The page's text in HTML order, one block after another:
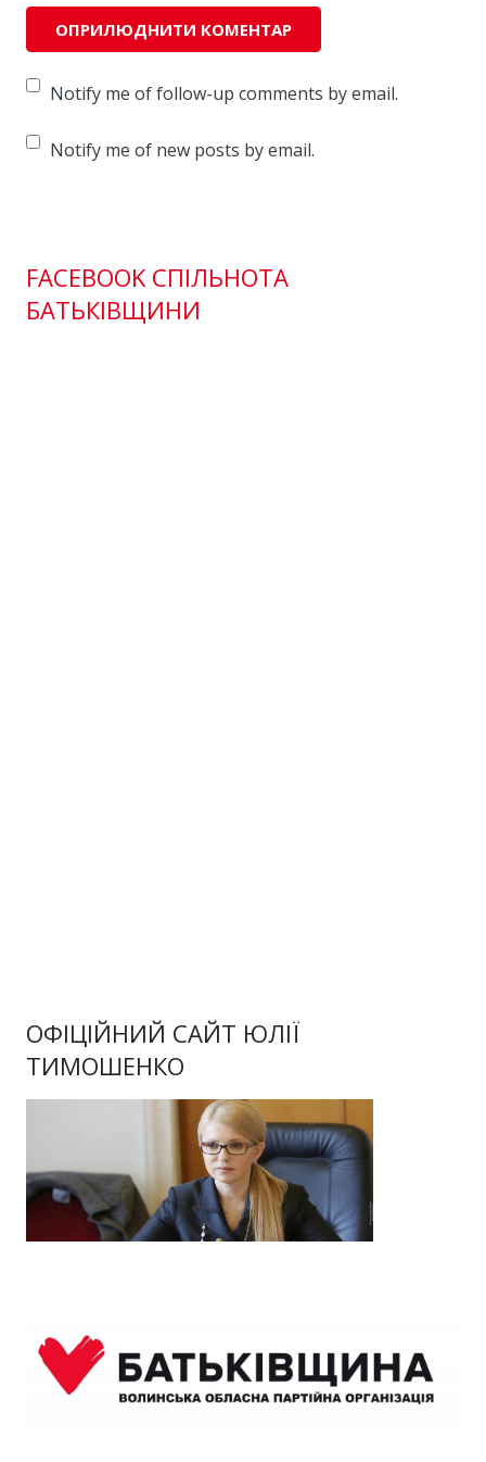
Notify me of follow-up comments by email.
Notify me of new posts by email.
FACEBOOK СПІЛЬНОТА
БАТЬКІВЩИНИ
ОФІЦІЙНИЙ САЙТ ЮЛІЇ
ТИМОШЕНКО